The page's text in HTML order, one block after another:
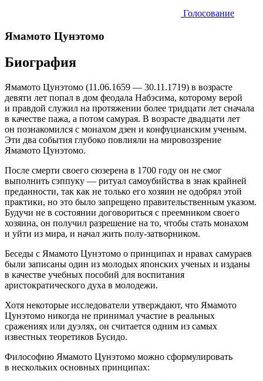
Голосование
Ямамото Цунэтомо
Биография
Ямамото Цунэтомо (11.06.1659 — 30.11.1719) в возрасте
девяти лет попал в дом феодала Набэсима, которому верой
и правдой служил на протяжении более тридцати лет сначала
в качестве пажа, а потом самурая. В возрасте двадцати лет
он познакомился с монахом дзен и конфуцианским ученым.
Эти два события глубоко повлияли на мировоззрение
Ямамото Цунэтомо.
После смерти своего сюзерена в 1700 году он не смог
выполнить сэппуку — ритуал самоубийства в знак крайней
преданности, так как не только его хозяин не одобрял этой
практики, но это было запрещено правительственным указом.
Будучи не в состоянии договориться с преемником своего
хозяина, он получил разрешение на то, чтобы стать монахом
и уйти из мира, и начал жить полу-затворником.
Беседы с Ямамото Цунэтомо о принципах и нравах самураев
были записаны один из молодых японских ученых и изданы
в качестве учебных пособий для воспитания
аристократического духа в молодежи.
Хотя некоторые исследователи утверждают, что Ямамото
Цунэтомо никогда не принимал участие в реальных
сражениях или дуэлях, он считается одним из самых
известных теоретиков Бусидо.
Философию Ямамото Цунэтомо можно сформулировать
в нескольких основных принципах: